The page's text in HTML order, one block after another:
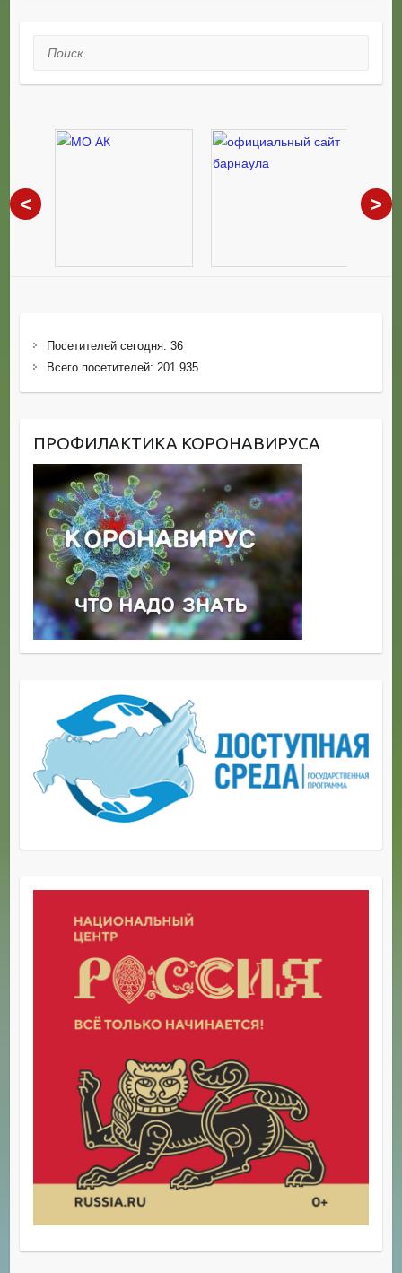
Поиск
< >
Посетителей сегодня: 36
Всего посетителей: 201 935
ПРОФИЛАКТИКА КОРОНАВИРУСА